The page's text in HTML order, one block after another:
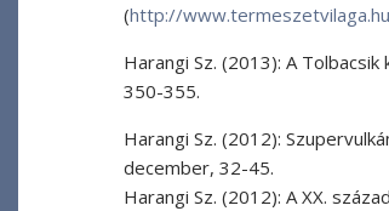
(http://
Harangi Sz. (2013): A
350-355.
Harangi Sz. (2012):
december, 32-45.
Harangi Sz. (2012): A XX.